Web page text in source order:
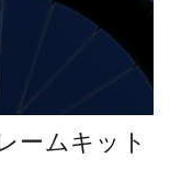
ームキット